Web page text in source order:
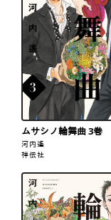
ムサシノ輪舞曲 3巻
河内遙
祥伝社